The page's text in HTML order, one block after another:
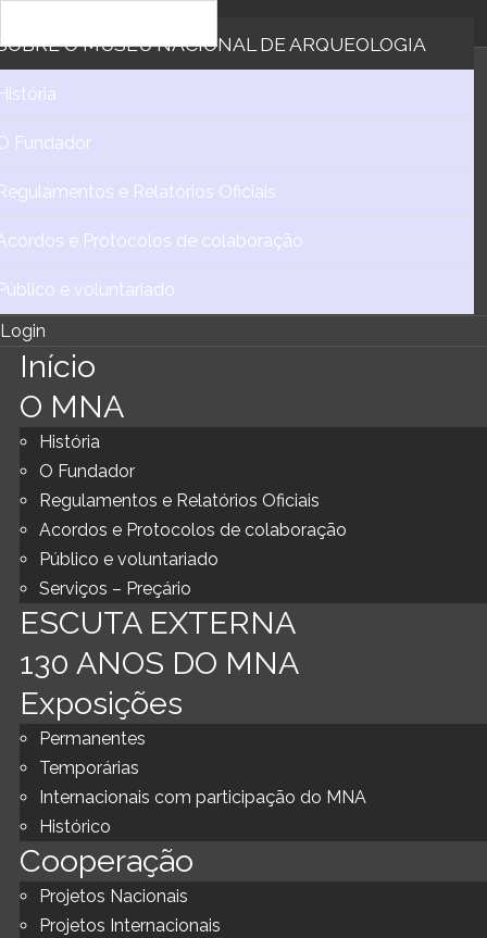
O MUSEU NACIONAL DE ARQUEOLOGIA
Fundador
e Relatórios Oficiais
e Protocolos de colaboração
e voluntariado
Login
Início
O MNA
História
O Fundador
Regulamentos e Relatórios Oficiais
Acordos e Protocolos de colaboração
Público e voluntariado
Serviços – Preçário
ESCUTA EXTERNA
130 ANOS DO MNA
Exposições
Permanentes
Temporárias
Internacionais com participação do MNA
Histórico
Cooperação
Projetos Nacionais
Projetos Internacionais